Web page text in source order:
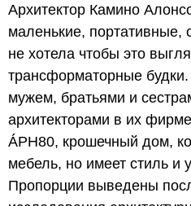
Архитектор Камино
маленькие,
не хотела чтобы это
трансформаторные
мужем, братьями и
архитекторами в их
ÁPH80, крошечный дом,
мебель, но имеет стиль и
Пропорции выведены